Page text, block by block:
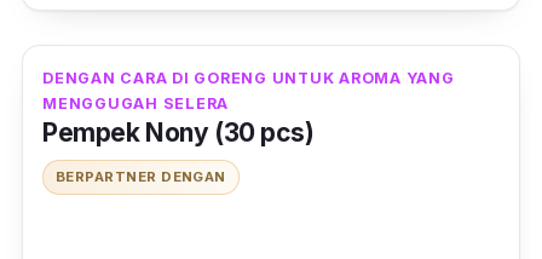
DENGAN CARA DI GORENG UNTUK AROMA YANG
MENGGUGAH SELERA
Pempek Nony (30 pcs)
BERPARTNER DENGAN